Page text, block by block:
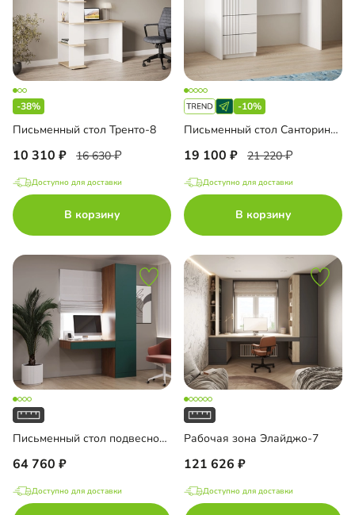
-38%
Письменный стол Тренто-8
10 310 16 630
Доступно для доставки
В корзину
-10%
Письменный стол Санторини Лайф
19 100 21 220
Доступно для доставки
В корзину
Письменный стол подвесной Мобаро-2
64 760
Доступно для доставки
Рабочая зона Элайджо-7
121 626
Доступно для доставки